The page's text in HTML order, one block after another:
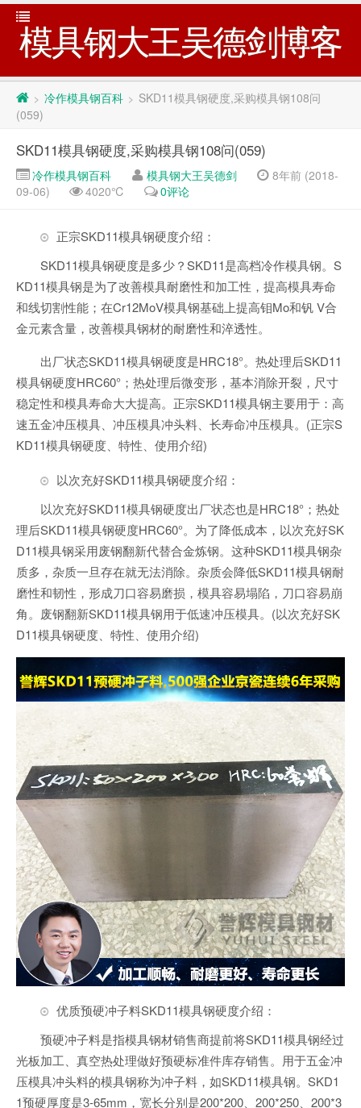
模具钢大王吴德剑博客
> 冷作模具钢百科 > SKD11模具钢硬度,采购模具钢108问
(059)
SKD11模具钢硬度,采购模具钢108问(059)
冷作模具钢百科 模具钢大王吴德剑
8年前 (2018-
09-06)
4020℃ 0评论
正宗SKD11模具钢硬度介绍：
SKD11模具钢硬度是多少？SKD11是高档冷作模具钢。S
KD11模具钢是为了改善模具耐磨性和加工性，提高模具寿命
和线切割性能；在Cr12MoV模具钢基础上提高钼Mo和钒 V合
金元素含量，改善模具钢材的耐磨性和淬透性。
出厂状态SKD11模具钢硬度是HRC18°。热处理后SKD11
模具钢硬度HRC60°；热处理后微变形，基本消除开裂，尺寸
稳定性和模具寿命大大提高。正宗SKD11模具钢主要用于：高
速五金冲压模具、冲压模具冲头料、长寿命冲压模具。(正宗S
KD11模具钢硬度、特性、使用介绍)
以次充好SKD11模具钢硬度介绍：
以次充好SKD11模具钢硬度出厂状态也是HRC18°；热处
理后SKD11模具钢硬度HRC60°。为了降低成本，以次充好SK
D11模具钢采用废钢翻新代替合金炼钢。这种SKD11模具钢杂
质多，杂质一旦存在就无法消除。杂质会降低SKD11模具钢耐
磨性和韧性，形成刀口容易磨损，模具容易塌陷，刀口容易崩
角。废钢翻新SKD11模具钢用于低速冲压模具。(以次充好SK
D11模具钢硬度、特性、使用介绍)
优质预硬冲子料SKD11模具钢硬度介绍：
预硬冲子料是指模具钢材销售商提前将SKD11模具钢经过
光板加工、真空热处理做好预硬标准件库存销售。用于五金冲
压模具冲头料的模具钢称为冲子料，如SKD11模具钢。SKD1
1预硬厚度是3-65mm，宽长分别是200*200、200*250、200*3